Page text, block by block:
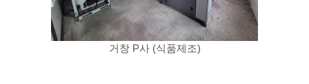
거창 P사 (식품제조)